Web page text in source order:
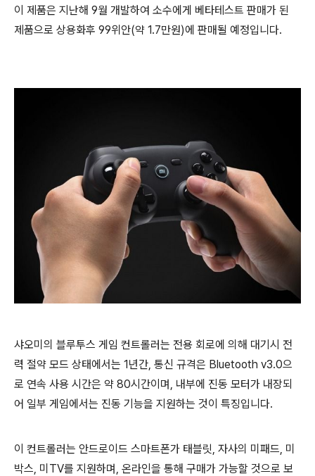
이 제품은 지난해 9월 개발하여 소수에게 베타테스트 판매가 된
제품으로 상용화후 99위안(약 1.7만원)에 판매될 예정입니다.
샤오미의 블루투스 게임 컨트롤러는 전용 회로에 의해 대기시 전
력 절약 모드 상태에서는 1년간, 통신 규격은 Bluetooth v3.0으
로 연속 사용 시간은 약 80시간이며, 내부에 진동 모터가 내장되
어 일부 게임에서는 진동 기능을 지원하는 것이 특징입니다.
이 컨트롤러는 안드로이드 스마트폰가 태블릿, 자사의 미패드, 미
박스, 미TV를 지원하며, 온라인을 통해 구매가 가능할 것으로 보